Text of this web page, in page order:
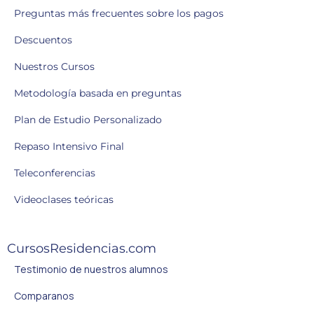
Preguntas más frecuentes sobre los pagos
Descuentos
Nuestros Cursos
Metodología basada en preguntas
Plan de Estudio Personalizado
Repaso Intensivo Final
Teleconferencias
Videoclases teóricas
CursosResidencias.com
Testimonio de nuestros alumnos
Comparanos